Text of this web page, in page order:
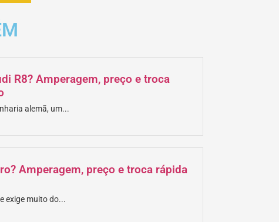
R8? Amperagem, preço e troca
alemã, um...
Amperagem, preço e troca rápida
exige muito do...